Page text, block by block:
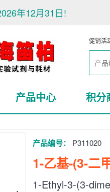
12月31日!
促销活
产品中心 积分
产品编号： P311020
1-乙基-(3-二
1-Ethyl-3-(3-